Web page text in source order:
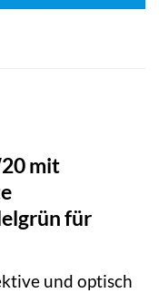
mit
für
und optisch